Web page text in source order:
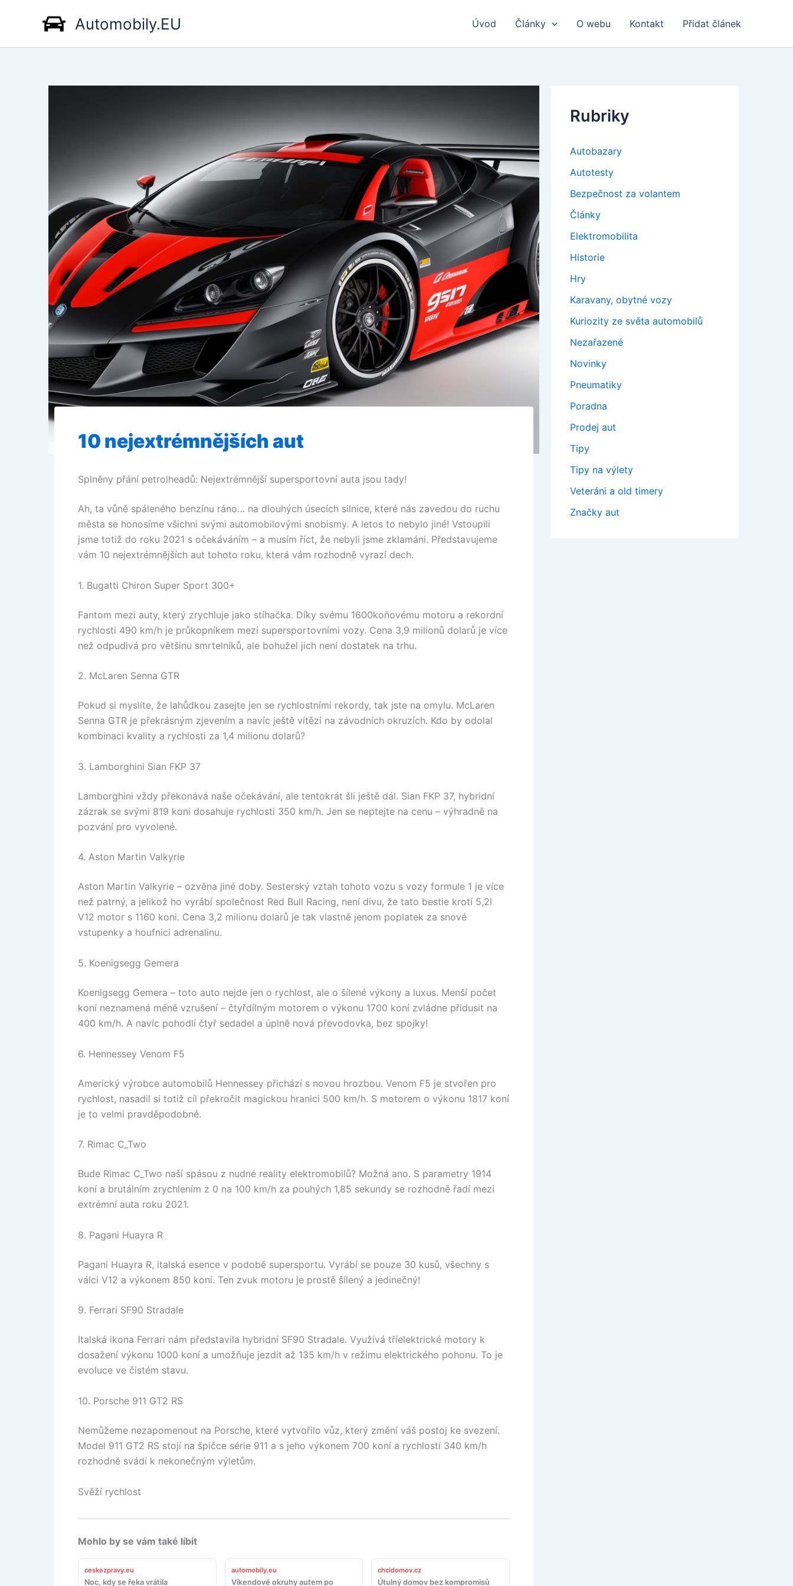
Automobily.EU Úvod Články O webu Kontakt Přidat článek
10 nejextrémnějších aut
Splněny přání petrolheadů: Nejextrémnější supersportovní auta jsou tady!
Ah, ta vůně spáleného benzínu ráno… na dlouhých úsecích silnice, které nás zavedou do ruchu
města se honosíme všichni svými automobilovými snobismy. A letos to nebylo jiné! Vstoupili
jsme totiž do roku 2021 s očekáváním – a musím říct, že nebyli jsme zklamáni. Představujeme
vám 10 nejextrémnějších aut tohoto roku, která vám rozhodně vyrazí dech.
1. Bugatti Chiron Super Sport 300+
Fantom mezi auty, který zrychluje jako stíhačka. Díky svému 1600koňovému motoru a rekordní
rychlosti 490 km/h je průkopníkem mezi supersportovními vozy. Cena 3,9 milionů dolarů je více
než odpudivá pro většinu smrtelníků, ale bohužel jich není dostatek na trhu.
2. McLaren Senna GTR
Pokud si myslíte, že lahůdkou zasejte jen se rychlostními rekordy, tak jste na omylu. McLaren
Senna GTR je překrásným zjevením a navíc ještě vítězí na závodních okruzích. Kdo by odolal
kombinaci kvality a rychlosti za 1,4 milionu dolarů?
3. Lamborghini Sian FKP 37
Lamborghini vždy překonává naše očekávání, ale tentokrát šli ještě dál. Sian FKP 37, hybridní
zázrak se svými 819 koni dosahuje rychlosti 350 km/h. Jen se neptejte na cenu – výhradně na
pozvání pro vyvolené.
4. Aston Martin Valkyrie
Aston Martin Valkyrie – ozvěna jiné doby. Sesterský vztah tohoto vozu s vozy formule 1 je více
než patrný, a jelikož ho vyrábí společnost Red Bull Racing, není divu, že tato bestie krotí 5,2l
V12 motor s 1160 koni. Cena 3,2 milionu dolarů je tak vlastně jenom poplatek za snové
vstupenky a houfnici adrenalinu.
5. Koenigsegg Gemera
Koenigsegg Gemera – toto auto nejde jen o rychlost, ale o šílené výkony a luxus. Menší počet
koní neznamená méně vzrušení – čtyřdílným motorem o výkonu 1700 koní zvládne přidusit na
400 km/h. A navíc pohodlí čtyř sedadel a úplně nová převodovka, bez spojky!
6. Hennessey Venom F5
Americký výrobce automobilů Hennessey přichází s novou hrozbou. Venom F5 je stvořen pro
rychlost, nasadil si totiž cíl překročit magickou hranici 500 km/h. S motorem o výkonu 1817 koní
je to velmi pravděpodobné.
7. Rimac C_Two
Bude Rimac C_Two naší spásou z nudné reality elektromobilů? Možná ano. S parametry 1914
koní a brutálním zrychlením z 0 na 100 km/h za pouhých 1,85 sekundy se rozhodně řadí mezi
extrémní auta roku 2021.
8. Pagani Huayra R
Pagani Huayra R, italská esence v podobě supersportu. Vyrábí se pouze 30 kusů, všechny s
válci V12 a výkonem 850 koní. Ten zvuk motoru je prostě šílený a jedinečný!
9. Ferrari SF90 Stradale
Italská ikona Ferrari nám představila hybridní SF90 Stradale. Využívá tříelektrické motory k
dosažení výkonu 1000 koní a umožňuje jezdit až 135 km/h v režimu elektrického pohonu. To je
evoluce ve čistém stavu.
10. Porsche 911 GT2 RS
Nemůžeme nezapomenout na Porsche, které vytvořilo vůz, který změní váš postoj ke svezení.
Model 911 GT2 RS stojí na špičce série 911 a s jeho výkonem 700 koní a rychlostí 340 km/h
rozhodně svádí k nekonečným výletům.
Svěží rychlost
Mohlo by se vám také líbit
ceskezpravy.eu
Noc, kdy se řeka vrátila
automobily.eu
Víkendové okruhy autem po
chcidomov.cz
Útulný domov bez kompromisů
Rubriky
Autobazary
Autotesty
Bezpečnost za volantem
Články
Elektromobilita
Historie
Hry
Karavany, obytné vozy
Kuriozity ze světa automobilů
Nezařazené
Novinky
Pneumatiky
Poradna
Prodej aut
Tipy
Tipy na výlety
Veteráni a old timery
Značky aut